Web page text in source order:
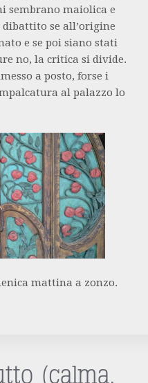
sembrano maiolica e
dibattito se all’origine
e se poi siano stati
no, la critica si divide.
a posto, forse i
al palazzo lo
mattina a zonzo.
(calma,